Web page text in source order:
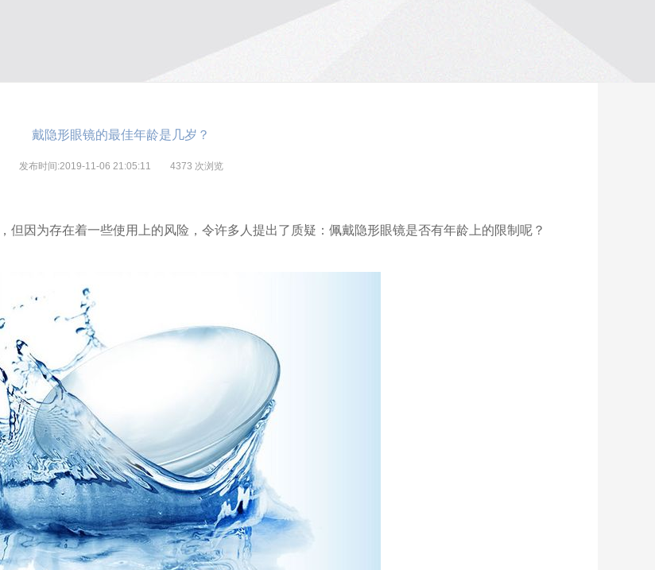
戴隐形眼镜的最佳年龄是几岁？
发布时间:2019-11-06 21:05:11 4373 次浏览
但因为存在着一些使用上的风险，令许多人提出了质疑：佩戴隐形眼镜是否有年龄上的限制呢？